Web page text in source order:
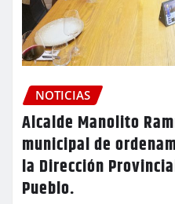
NOTICIAS
Alcalde Manolito
municipal de
la Dirección
Pueblo.